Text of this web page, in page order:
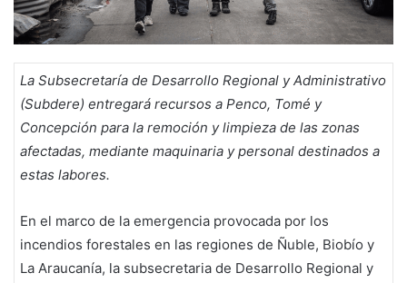
La Subsecretaría de Desarrollo Regional y Administrativo
(Subdere) entregará recursos a Penco, Tomé y
Concepción para la remoción y limpieza de las zonas
afectadas, mediante maquinaria y personal destinados a
estas labores.
En el marco de la emergencia provocada por los
incendios forestales en las regiones de Ñuble, Biobío y
La Araucanía, la subsecretaria de Desarrollo Regional y